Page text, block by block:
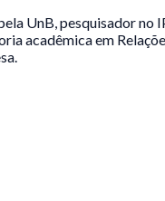
UnB, pesquisador no
acadêmica em